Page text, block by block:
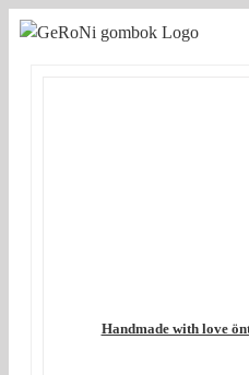
Kihagyás
Handmade with love